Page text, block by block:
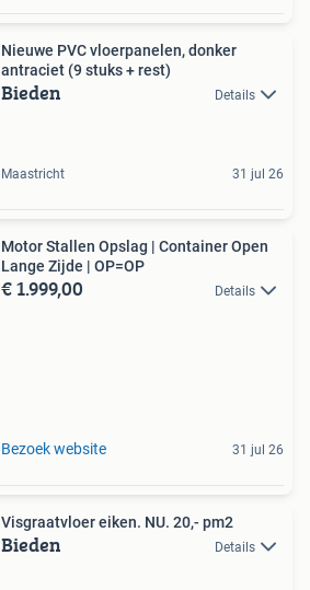
Nieuwe PVC vloerpanelen, donker
antraciet (9 stuks + rest)
Bieden Details
Maastricht 31 jul 26
Motor Stallen Opslag | Container Open
Lange Zijde | OP=OP
€ 1.999,00 Details
Bezoek website 31 jul 26
Visgraatvloer eiken. NU. 20,- pm2
Bieden Details